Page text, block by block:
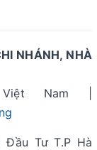
NHÁNH, NHÀ
Nam |
Đầu Tư T.P Hà